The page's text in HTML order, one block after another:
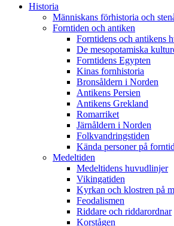
Historia
Människans förhistoria och
Forntiden och antiken
Forntidens och antikens
De mesopotamiska
Forntidens Egypten
Kinas fornhistoria
Bronsåldern i Norden
Antikens Persien
Antikens Grekland
Romarriket
Järnåldern i Norden
Folkvandringstiden
Kända personer på
Medeltiden
Medeltidens huvudlinjer
Vikingatiden
Kyrkan och klostren på
Feodalismen
Riddare och riddarordnar
Korstågen